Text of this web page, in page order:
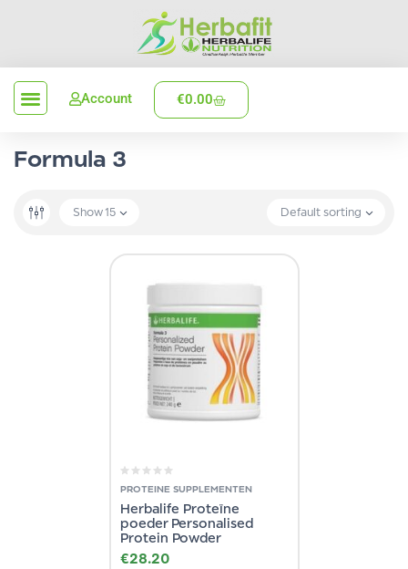
Account €0.00
Formula 3
Default sorting
Show 15
PROTEINE SUPPLEMENTEN
Herbalife Proteïne
poeder Personalised
Protein Powder
€28.20